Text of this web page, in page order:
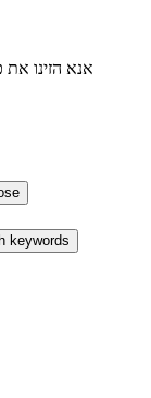
אנא הזינו